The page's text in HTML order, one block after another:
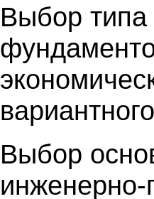
Выбор типа
Выбор
инженерно-